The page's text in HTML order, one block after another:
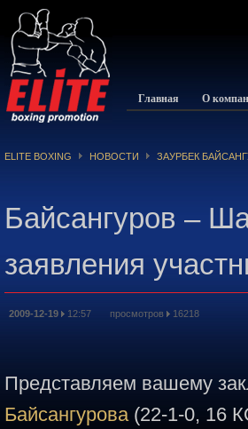
Главная О
ELITE BOXING НОВОСТИ ЗАУРБЕК
Байсангуров –
заявления
2009-12-19 12:57 просмотров 16218
Представляем вашему
Байсангурова(22-1-0, 16